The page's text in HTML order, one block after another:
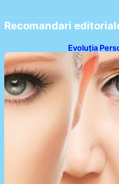
Recomandari
Evoluția
Oferă